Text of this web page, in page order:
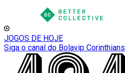
JOGOS DE HOJE
Siga o canal do Bolavip Corinthians